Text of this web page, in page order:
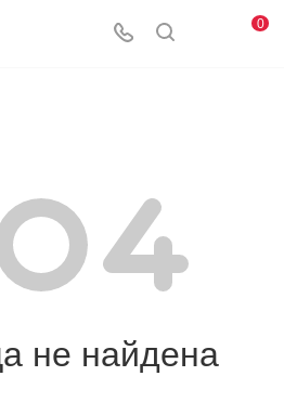
0
не найдена